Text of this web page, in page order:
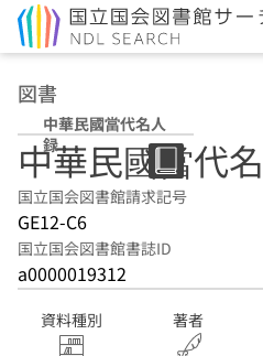
図書
中華民國當代名人
録
中華民國當代
国立国会図書館請求記号
GE12-C6
国立国会図書館書誌ID
a0000019312
資料種別 著者